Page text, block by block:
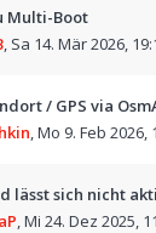
Multi-Boot
, Sa 14. Mär 2026,
/ GPS via
,Mo 9. Feb 2026,
lässt sich nicht
,Mi 24. Dez 2025,